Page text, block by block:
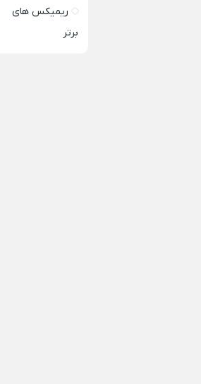
ریمیکس های
برتر